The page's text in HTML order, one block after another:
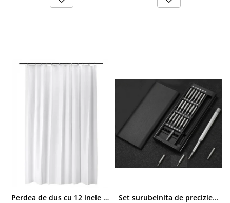
Perdea de dus cu 12 inele plastic incluse, 200x180 cm, alba Set surubelnita de precizie cu 24 de capete, cutie glisanta